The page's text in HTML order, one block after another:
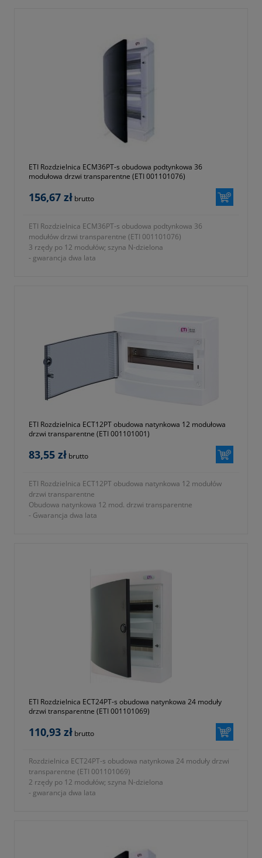
ETI Rozdzielnica ECM36PT-s obudowa podtynkowa 36
modułowa drzwi transparentne (ETI 001101076)
156,67 zł brutto
ETI Rozdzielnica ECM36PT-s obudowa podtynkowa 36
modułów drzwi transparentne (ETI 001101076)
3 rzędy po 12 modułów; szyna N-dzielona
- gwarancja dwa lata
ETI Rozdzielnica ECT12PT obudowa natynkowa 12 modułowa
drzwi transparentne (ETI 001101001)
83,55 zł brutto
ETI Rozdzielnica ECT12PT obudowa natynkowa 12 modułów
drzwi transparentne
Obudowa natynkowa 12 mod. drzwi transparentne
- Gwarancja dwa lata
ETI Rozdzielnica ECT24PT-s obudowa natynkowa 24 moduły
drzwi transparentne (ETI 001101069)
110,93 zł brutto
Rozdzielnica ECT24PT-s obudowa natynkowa 24 moduły drzwi
transparentne (ETI 001101069)
2 rzędy po 12 modułów; szyna N-dzielona
- gwarancja dwa lata